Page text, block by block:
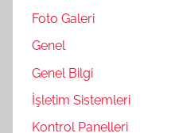
Foto Galeri
Genel
Genel Bilgi
İşletim Sistemleri
Kontrol Panelleri